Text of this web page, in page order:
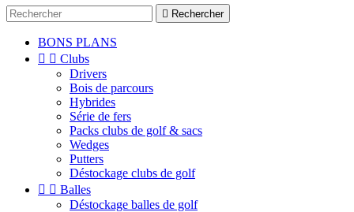
 Rechercher
BONS PLANS
  Clubs
Drivers
Bois de parcours
Hybrides
Série de fers
Packs clubs de golf & sacs
Wedges
Putters
Déstockage clubs de golf
  Balles
Déstockage balles de golf